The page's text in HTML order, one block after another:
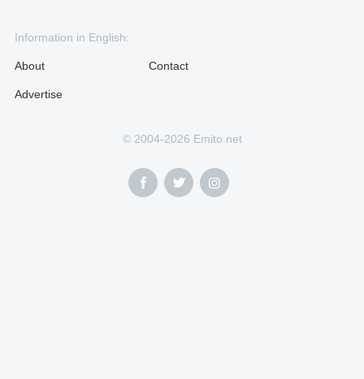
Information in English:
About
Advertise
Contact
© 2004-2026 Emito.net